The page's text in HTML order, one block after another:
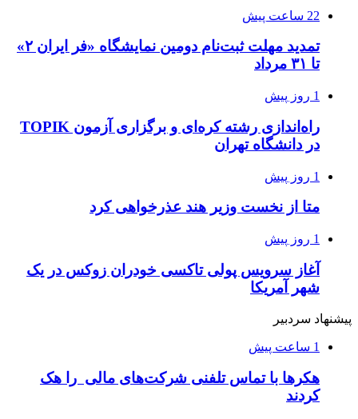
22 ساعت پیش
تمدید مهلت ثبت‌نام دومین نمایشگاه «فر ایران ۲»
تا ۳۱ مرداد
1 روز پیش
راه‌اندازی رشته کره‌ای و برگزاری آزمون TOPIK
در دانشگاه تهران
1 روز پیش
متا از نخست وزیر هند عذرخواهی کرد
1 روز پیش
آغاز سرویس پولی تاکسی خودران زوکس در یک
شهر آمریکا
پیشنهاد سردبیر
1 ساعت پیش
هکرها با تماس تلفنی شرکت‌های مالی را هک
کردند